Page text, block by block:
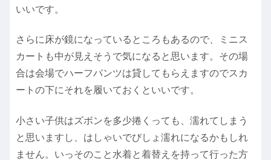
いいです。
さらに床が鏡になっているところもあるので、ミニス
カートも中が見えそうで気になると思います。その場
合は会場でハーフパンツは貸してもらえますのでスカ
ートの下にそれを履いておくといいです。
小さい子供はズボンを多少捲くっても、濡れてしまう
と思いますし、はしゃいでびしょ濡れになるかもしれ
ません。いっそのこと水着と着替えを持って行った方